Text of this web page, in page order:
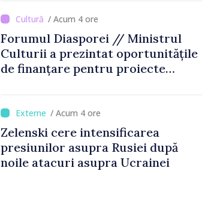
/ Acum 4 ore
Forumul Diasporei // Ministrul
Culturii a prezintat oportunitățile
de finanțare pentru proiecte
/ Acum 4 ore
Zelenski cere intensificarea
presiunilor asupra Rusiei după
noile atacuri asupra Ucrainei